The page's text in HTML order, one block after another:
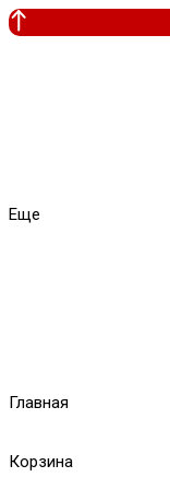
Еще
Главная
Корзина